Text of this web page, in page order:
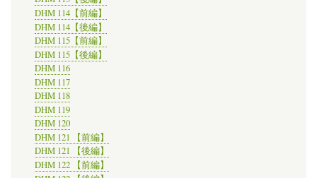
DHM 114【前編】
DHM 114【後編】
DHM 115【前編】
DHM 115【後編】
DHM 116
DHM 117
DHM 118
DHM 119
DHM 120
DHM 121 【前編】
DHM 121 【後編】
DHM 122 【前編】